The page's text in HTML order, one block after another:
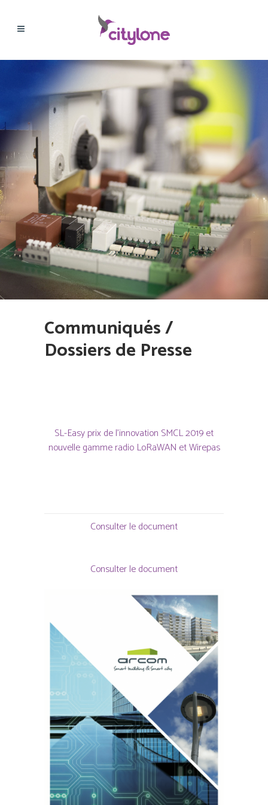
Communiqués /
Dossiers de Presse
SL-Easy prix de l’innovation SMCL 2019 et
nouvelle gamme radio LoRaWAN et Wirepas
Consulter le document
Consulter le document